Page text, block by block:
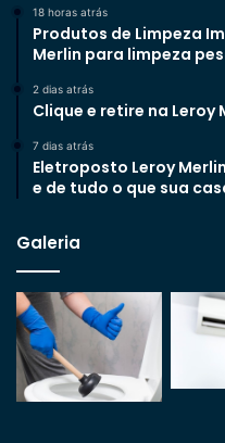
18 horas atrás
Produtos de Limpeza
Merlin para limpeza
2 dias atrás
Clique e retire na
7 dias atrás
Eletroposto Leroy
e de tudo o que sua
Galeria